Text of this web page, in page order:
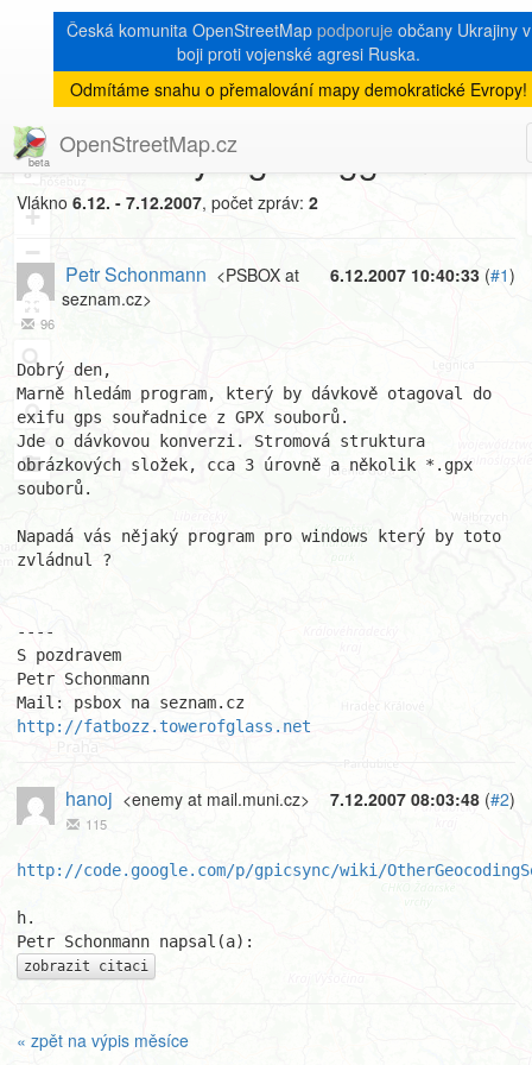
Česká komunita OpenStreetMap podporujeobčany Ukrajiny v
boji proti vojenské agresi Ruska.
Odmítáme snahu o přemalování mapy demokratické Evropy!
OpenStreetMap.cz
8
+
−
« zpět na výpis měsíce|
[Talk-cz]
OT: Obrázky s geotaggem
Vlákno 6.12. - 7.12.2007, počet zpráv: 2
6.12.2007 10:40:33 (#1)
Petr Schonmann <PSBOX at
seznam.cz>
96
Dobrý den,
Marně hledám program, který by dávkově otagoval do
exifu gps souřadnice z GPX souborů.
Jde o dávkovou konverzi. Stromová struktura
obrázkových složek, cca 3 úrovně a několik *.gpx
souborů.
Napadá vás nějaký program pro windows který by toto
zvládnul ?
----
S pozdravem
Petr Schonmann
http://fatbozz.towerofglass.net
7.12.2007 08:03:48 (#2)
hanoj <enemy at mail.muni.cz>
115
http://code.google.com/p/gpicsync/wiki/
h.
zobrazit citaci
« zpět na výpis měsíce